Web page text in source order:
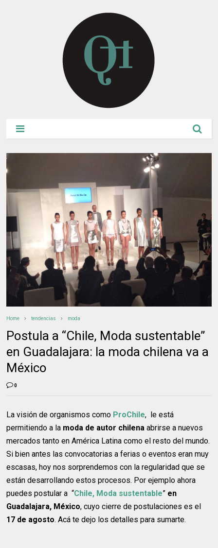
Home tendencias moda
Postula a “Chile, Moda sustentable”
en Guadalajara: la moda chilena va a
México
0
La visión de organismos como ProChile, le está
permitiendo a la moda de autor chilena abrirse a nuevos
mercados tanto en América Latina como el resto del mundo.
Si bien antes las convocatorias a ferias o eventos eran muy
escasas, hoy nos sorprendemos con la regularidad que se
están desarrollando estos procesos. Por ejemplo ahora
puedes postular a “Chile, Moda sustentable” en
Guadalajara, México, cuyo cierre de postulaciones es el
17 de agosto. Acá te dejo los detalles para sumarte.